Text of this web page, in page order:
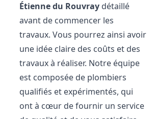
Étienne du Rouvray détaillé
avant de commencer les
travaux. Vous pourrez ainsi avoir
une idée claire des coûts et des
travaux à réaliser. Notre équipe
est composée de plombiers
qualifiés et expérimentés, qui
ont à cœur de fournir un service